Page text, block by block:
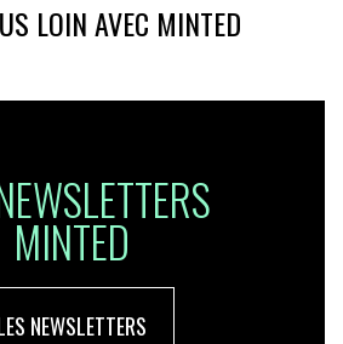
LOIN AVEC MINTED
MINTED
NEWSLETTERS